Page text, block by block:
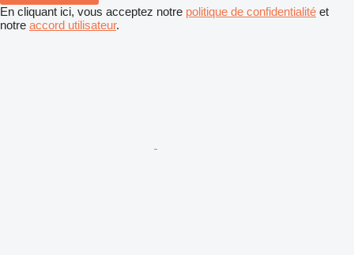
En cliquant ici, vous acceptez notre politique de confidentialité et
notre accord utilisateur.